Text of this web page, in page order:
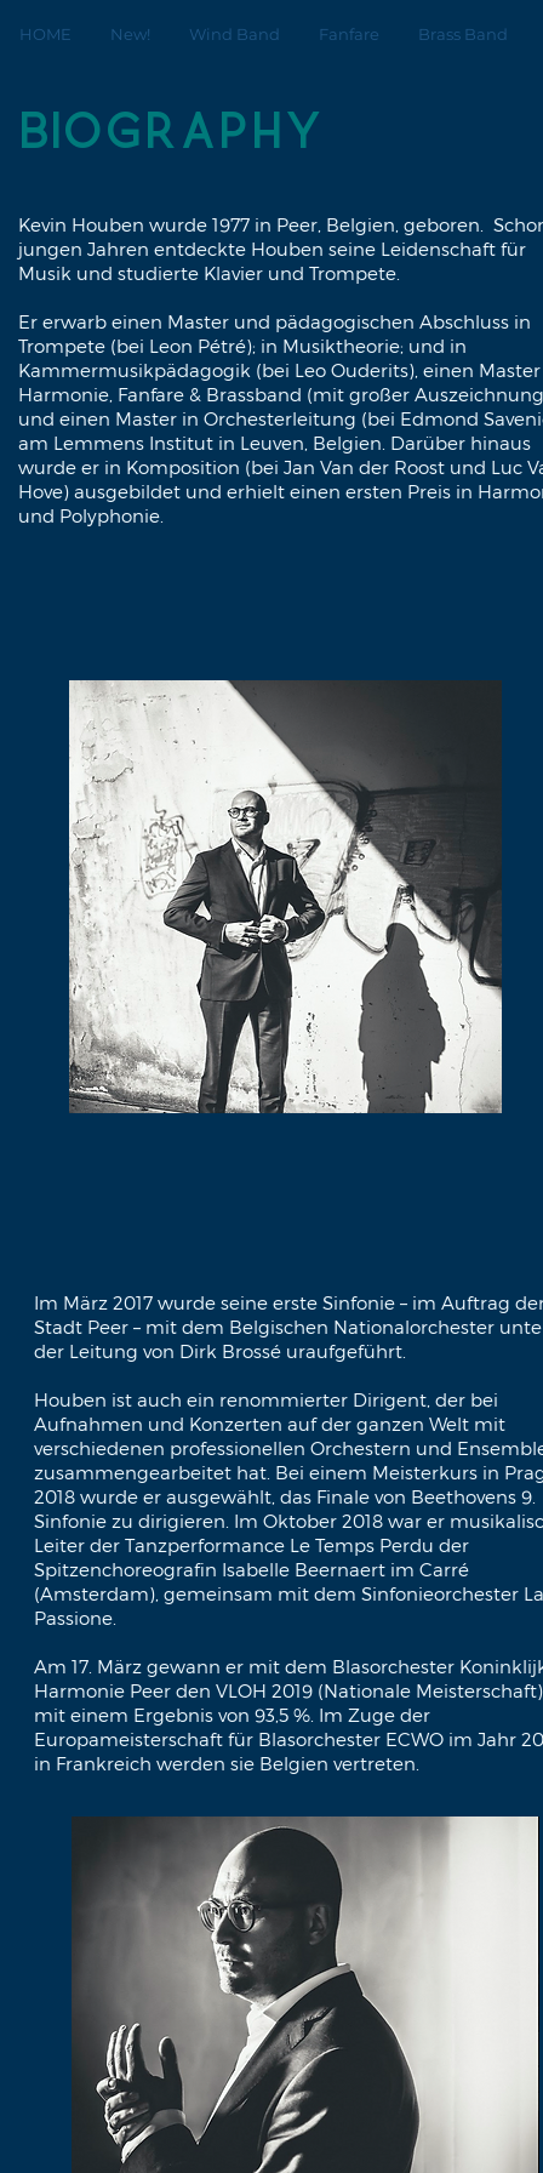
HOME New! Wind Band Fanfare Brass Band
BIOGRAPHY
Kevin Houben wurde 1977 in Peer, Belgien, geboren.
jungen Jahren entdeckte Houben seine Leidenschaft für
Musik und studierte Klavier und Trompete.
Er erwarb einen Master und pädagogischen Abschluss in
Trompete (bei Leon Pétré); in Musiktheorie; und in
Kammermusikpädagogik (bei Leo Ouderits), einen
Harmonie, Fanfare & Brassband (mit großer
und einen Master in Orchesterleitung (bei Edmond
am Lemmens Institut in Leuven, Belgien. Darüber hinaus
wurde er in Komposition (bei Jan Van der Roost und Luc
Hove) ausgebildet und erhielt einen ersten Preis in
und Polyphonie.
Im März 2017 wurde seine erste Sinfonie – im Auftrag
Stadt Peer – mit dem Belgischen Nationalorchester
der Leitung von Dirk Brossé uraufgeführt.
Houben ist auch ein renommierter Dirigent, der bei
Aufnahmen und Konzerten auf der ganzen Welt mit
verschiedenen professionellen Orchestern und
zusammengearbeitet hat. Bei einem Meisterkurs in
2018 wurde er ausgewählt, das Finale von Beethovens 9.
Sinfonie zu dirigieren. Im Oktober 2018 war er
Leiter der Tanzperformance Le Temps Perdu der
Spitzenchoreografin Isabelle Beernaert im Carré
(Amsterdam), gemeinsam mit dem Sinfonieorchester La
Passione.
Am 17. März gewann er mit dem Blasorchester
Harmonie Peer den VLOH 2019 (Nationale Meisterschaft)
mit einem Ergebnis von 93,5 %. Im Zuge der
Europameisterschaft für Blasorchester ECWO im Jahr
in Frankreich werden sie Belgien vertreten.